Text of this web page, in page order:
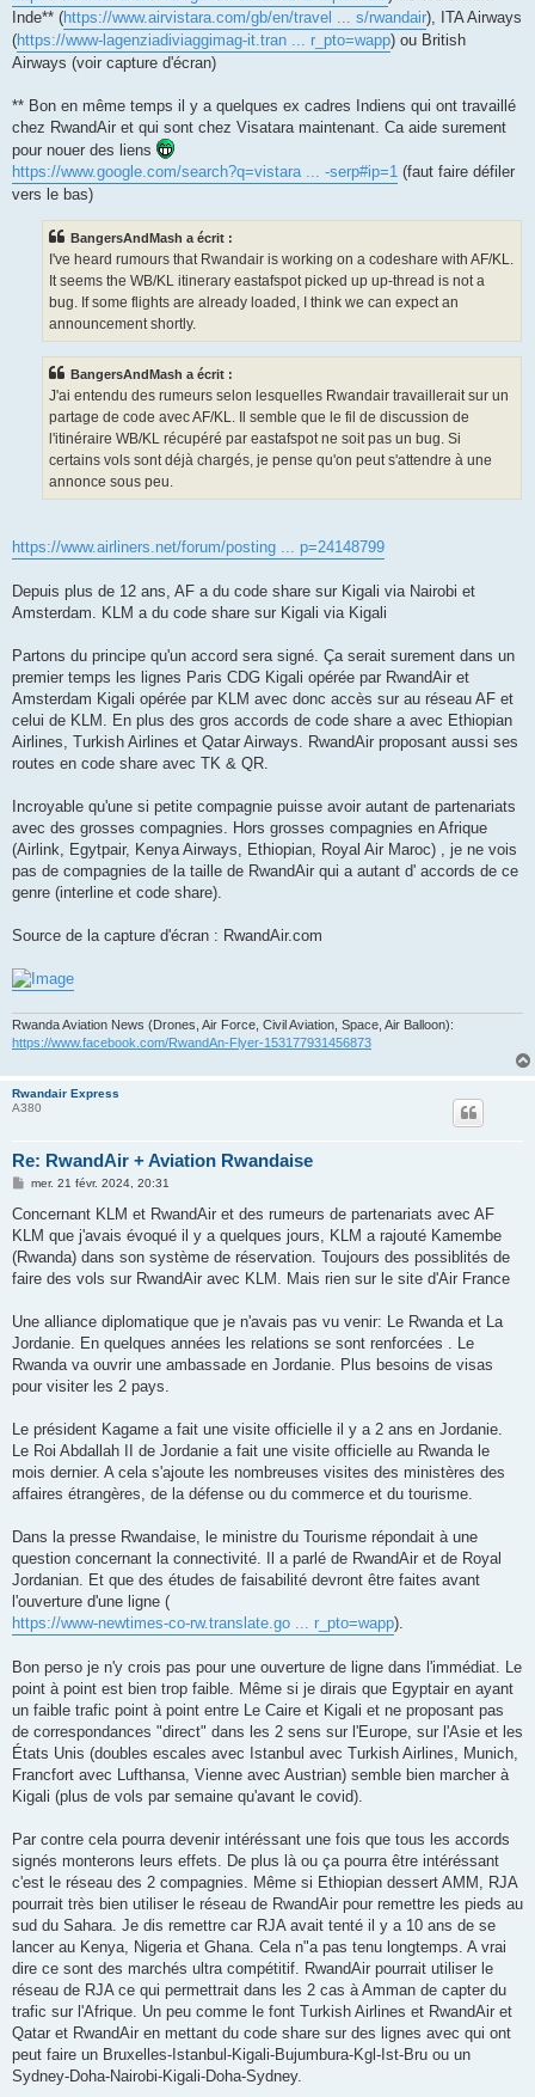
Inde** (https://www.airvistara.com/gb/en/travel ... s/rwandair), ITA Airways
(https://www-lagenziadiviaggimag-it.tran ... r_pto=wapp) ou British
Airways (voir capture d'écran)
** Bon en même temps il y a quelques ex cadres Indiens qui ont travaillé
chez RwandAir et qui sont chez Visatara maintenant. Ca aide surement
pour nouer des liens
https://www.google.com/search?q=vistara ... -serp#ip=1 (faut faire défiler
vers le bas)
BangersAndMash a écrit :
I've heard rumours that Rwandair is working on a codeshare with AF/KL.
It seems the WB/KL itinerary eastafspot picked up up-thread is not a
bug. If some flights are already loaded, I think we can expect an
announcement shortly.
BangersAndMash a écrit :
J'ai entendu des rumeurs selon lesquelles Rwandair travaillerait sur un
partage de code avec AF/KL. Il semble que le fil de discussion de
l'itinéraire WB/KL récupéré par eastafspot ne soit pas un bug. Si
certains vols sont déjà chargés, je pense qu'on peut s'attendre à une
annonce sous peu.
https://www.airliners.net/forum/posting ... p=24148799
Depuis plus de 12 ans, AF a du code share sur Kigali via Nairobi et
Amsterdam. KLM a du code share sur Kigali via Kigali
Partons du principe qu'un accord sera signé. Ça serait surement dans un
premier temps les lignes Paris CDG Kigali opérée par RwandAir et
Amsterdam Kigali opérée par KLM avec donc accès sur au réseau AF et
celui de KLM. En plus des gros accords de code share a avec Ethiopian
Airlines, Turkish Airlines et Qatar Airways. RwandAir proposant aussi ses
routes en code share avec TK & QR.
Incroyable qu'une si petite compagnie puisse avoir autant de partenariats
avec des grosses compagnies. Hors grosses compagnies en Afrique
(Airlink, Egytpair, Kenya Airways, Ethiopian, Royal Air Maroc) , je ne vois
pas de compagnies de la taille de RwandAir qui a autant d' accords de ce
genre (interline et code share).
Source de la capture d'écran : RwandAir.com
Rwanda Aviation News (Drones, Air Force, Civil Aviation, Space, Air Balloon):
https://www.facebook.com/RwandAn-Flyer-153177931456873
Rwandair Express
A380
Re: RwandAir + Aviation Rwandaise
M
s
a
g
mer. 21 févr. 2024, 20:31
Concernant KLM et RwandAir et des rumeurs de partenariats avec AF
KLM que j'avais évoqué il y a quelques jours, KLM a rajouté Kamembe
(Rwanda) dans son système de réservation. Toujours des possiblités de
faire des vols sur RwandAir avec KLM. Mais rien sur le site d'Air France
Une alliance diplomatique que je n'avais pas vu venir: Le Rwanda et La
Jordanie. En quelques années les relations se sont renforcées . Le
Rwanda va ouvrir une ambassade en Jordanie. Plus besoins de visas
pour visiter les 2 pays.
Le président Kagame a fait une visite officielle il y a 2 ans en Jordanie.
Le Roi Abdallah II de Jordanie a fait une visite officielle au Rwanda le
mois dernier. A cela s'ajoute les nombreuses visites des ministères des
affaires étrangères, de la défense ou du commerce et du tourisme.
Dans la presse Rwandaise, le ministre du Tourisme répondait à une
question concernant la connectivité. Il a parlé de RwandAir et de Royal
Jordanian. Et que des études de faisabilité devront être faites avant
l'ouverture d'une ligne (
https://www-newtimes-co-rw.translate.go ... r_pto=wapp).
Bon perso je n'y crois pas pour une ouverture de ligne dans l'immédiat. Le
point à point est bien trop faible. Même si je dirais que Egyptair en ayant
un faible trafic point à point entre Le Caire et Kigali et ne proposant pas
de correspondances "direct" dans les 2 sens sur l'Europe, sur l'Asie et les
États Unis (doubles escales avec Istanbul avec Turkish Airlines, Munich,
Francfort avec Lufthansa, Vienne avec Austrian) semble bien marcher à
Kigali (plus de vols par semaine qu'avant le covid).
Par contre cela pourra devenir intéréssant une fois que tous les accords
signés monterons leurs effets. De plus là ou ça pourra être intéréssant
c'est le réseau des 2 compagnies. Même si Ethiopian dessert AMM, RJA
pourrait très bien utiliser le réseau de RwandAir pour remettre les pieds au
sud du Sahara. Je dis remettre car RJA avait tenté il y a 10 ans de se
lancer au Kenya, Nigeria et Ghana. Cela n"a pas tenu longtemps. A vrai
dire ce sont des marchés ultra compétitif. RwandAir pourrait utiliser le
réseau de RJA ce qui permettrait dans les 2 cas à Amman de capter du
trafic sur l'Afrique. Un peu comme le font Turkish Airlines et RwandAir et
Qatar et RwandAir en mettant du code share sur des lignes avec qui ont
peut faire un Bruxelles-Istanbul-Kigali-Bujumbura-Kgl-Ist-Bru ou un
Sydney-Doha-Nairobi-Kigali-Doha-Sydney.